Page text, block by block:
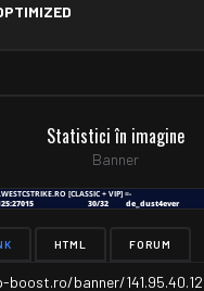
Statistici în imagine
Banner
HTML FORUM